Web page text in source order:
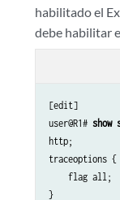
habilitado el
debe habilitar
[edit]
user@R1# show
http;
traceoptions {
    flag all;
}